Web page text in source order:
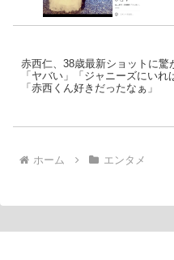
赤西仁、38歳最新ショットに驚
「ヤバい」「ジャニーズにいれ
「赤西くん好きだったなぁ」
ホーム エンタメ